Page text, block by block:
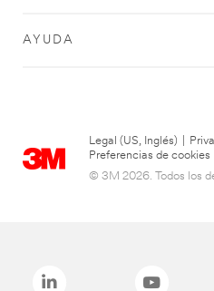
AYUDA
Legal (US, Inglés)
Preferencias de cookies
© 3M 2026. Todos los